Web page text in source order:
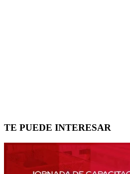
TE PUEDE INTERESAR